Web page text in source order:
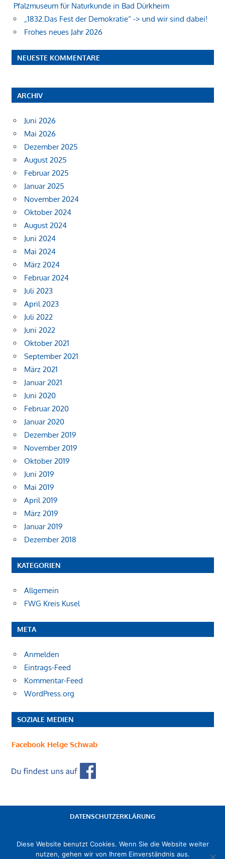
Pfalzmuseum für Naturkunde in Bad Dürkheim
„1832.Das Fest der Demokratie“ -> und wir sind dabei!
Frohes neues Jahr 2026
NEUESTE KOMMENTARE
ARCHIV
Juni 2026
Mai 2026
Dezember 2025
August 2025
Februar 2025
Januar 2025
November 2024
Oktober 2024
August 2024
Juni 2024
Mai 2024
März 2024
Februar 2024
Juli 2023
April 2023
Juli 2022
Juni 2022
Oktober 2021
September 2021
März 2021
Januar 2021
Juni 2020
Februar 2020
Januar 2020
Dezember 2019
November 2019
Oktober 2019
Juni 2019
Mai 2019
April 2019
März 2019
Januar 2019
Dezember 2018
KATEGORIEN
Allgemein
FWG Kreis Kusel
META
Anmelden
Eintrags-Feed
Kommentar-Feed
WordPress.org
SOZIALE MEDIEN
Facebook Helge Schwab
DATENSCHUTZERKLÄRUNG
Diese Website benutzt Cookies. Wenn Sie die Website weiter
nutzen, gehen wir von Ihrem Einverständnis aus.